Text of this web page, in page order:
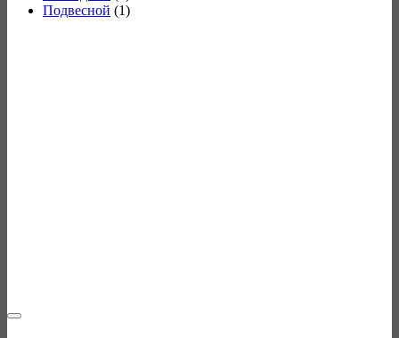
Подвесной (1)